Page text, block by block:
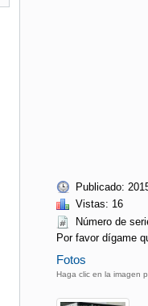
Publicado:
Vistas: 16
Número de
Por favor dígame
Fotos
Haga clic en la imagen